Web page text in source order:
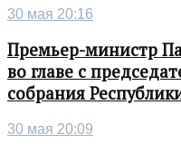
30 мая 20:16
Премьер-министр
во главе с
собрания
30 мая 20:09